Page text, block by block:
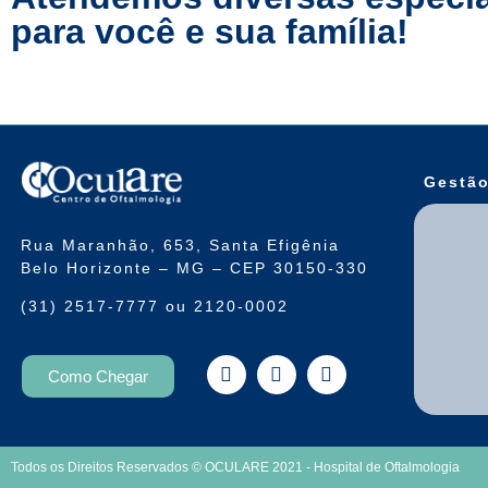
para você e sua família!
Rua Maranhão, 653, Santa Efigênia
Belo Horizonte – MG – CEP 30150-330
(31) 2517-7777 ou 2120-0002
Como Chegar
Todos os Direitos Reservados © OCULARE 2021 - Hospital de Oftalmologia